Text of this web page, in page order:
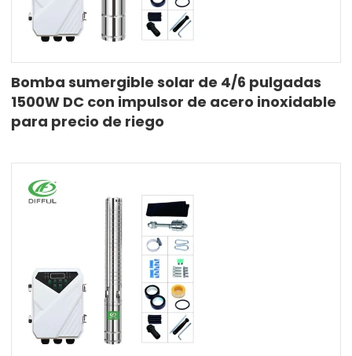
Bomba sumergible solar de 4/6 pulgadas
1500W DC con impulsor de acero inoxidable
para precio de riego